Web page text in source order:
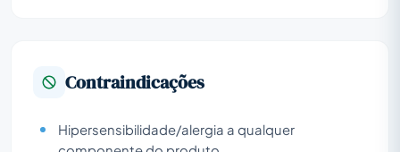
Contraindicações
Hipersensibilidade/alergia a qualquer